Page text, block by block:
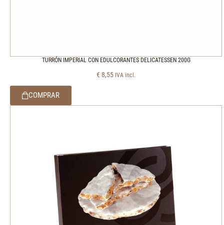
TURRÓN IMPERIAL CON EDULCORANTES DELICATESSEN 200G
€ 8,55 IVA incl.
COMPRAR